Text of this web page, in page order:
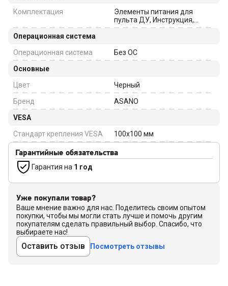
Комплектация
Элементы питания для
пульта ДУ, Инструкция,
Пульт ДУ
Операционная система
Операционная система
Без ОС
Основные
Цвет
Черный
Бренд
ASANO
VESA
Стандарт крепления VESA
100x100 мм
Гарантийные обязательства
Гарантия на 1 год
Уже покупали товар?
Ваше мнение важно для нас. Поделитесь своим опытом
покупки, чтобы мы могли стать лучше и помочь другим
покупателям сделать правильный выбор. Спасибо, что
выбираете нас!
Оставить отзыв Посмотреть отзывы